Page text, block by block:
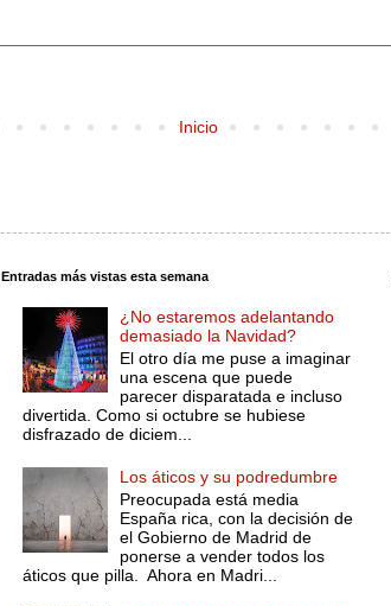
Inicio
Entradas más vistas esta semana
¿No estaremos adelantando
demasiado la Navidad?
El otro día me puse a imaginar
una escena que puede
parecer disparatada e incluso
divertida. Como si octubre se hubiese
disfrazado de diciem...
Los áticos y su podredumbre
Preocupada está media
España rica, con la decisión de
el Gobierno de Madrid de
ponerse a vender todos los
áticos que pilla. Ahora en Madri...